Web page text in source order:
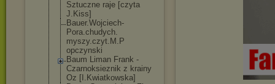
Sztuczne raje [czyta
J.Kiss]
Bauer.Wojciech-
Pora.chudych.
myszy.czyt.M.P
opczynski
Baum Liman Frank -
Czarnoksieznik z krainy
Oz [I.Kwiatkowska]